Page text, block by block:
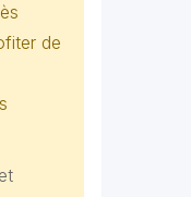
de